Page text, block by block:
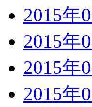
2015年
2015年
2015年
2015年